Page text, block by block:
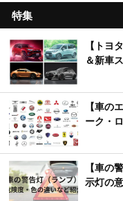
特集
【トヨ
＆新車
【車の
ーク・
【車の
示灯の